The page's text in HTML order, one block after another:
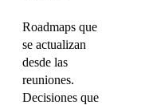
Roadmaps que
se actualizan
desde las
reuniones.
Decisiones que